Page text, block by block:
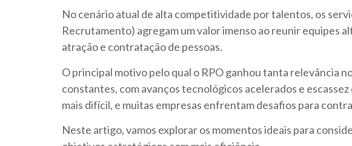
No cenário atual de alta competitividade por talentos, os
Recrutamento) agregam um valor imenso ao reunir equipes
atração e contratação de pessoas.
O principal motivo pelo qual o RPO ganhou tanta relevância
constantes, com avanços tecnológicos acelerados e
mais difícil, e muitas empresas enfrentam desafios para
Neste artigo, vamos explorar os momentos ideais para